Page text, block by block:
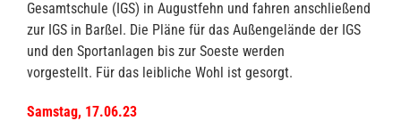
Gesamtschule (IGS) in Augustfehn und fahren anschließend
zur IGS in Barßel. Die Pläne für das Außengelände der IGS
und den Sportanlagen bis zur Soeste werden
vorgestellt. Für das leibliche Wohl ist gesorgt.
Samstag, 17.06.23